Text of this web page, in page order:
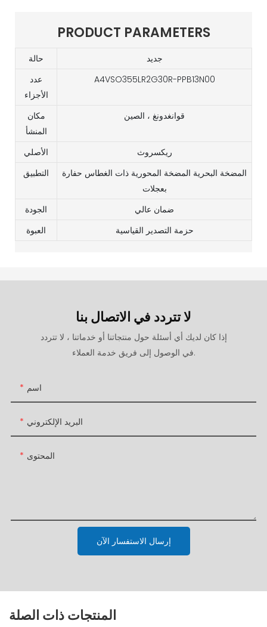
PRODUCT PARAMETERS
حالة
جديد
عدد
الأجزاء
A4VSO355LR2G30R-PPB13N00
مكان
المنشأ
قوانغدونغ ، الصين
الأصلي
ريكسروث
التطبيق
المضخة البحرية المضخة المحورية ذات الغطاس حفارة
بعجلات
الجودة
ضمان عالي
العبوة
حزمة التصدير القياسية
لا تتردد في الاتصال بنا
إذا كان لديك أي أسئلة حول منتجاتنا أو خدماتنا ، لا تتردد
في الوصول إلى فريق خدمة العملاء.
اسم
البريد الإلكتروني
المحتوى
إرسال الاستفسار الآن
المنتجات ذات الصلة